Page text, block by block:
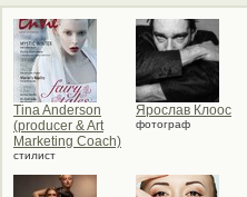
Tina Anderson
(producer & Art
Marketing Coach)
стилист
Ярослав Клоос
фотограф